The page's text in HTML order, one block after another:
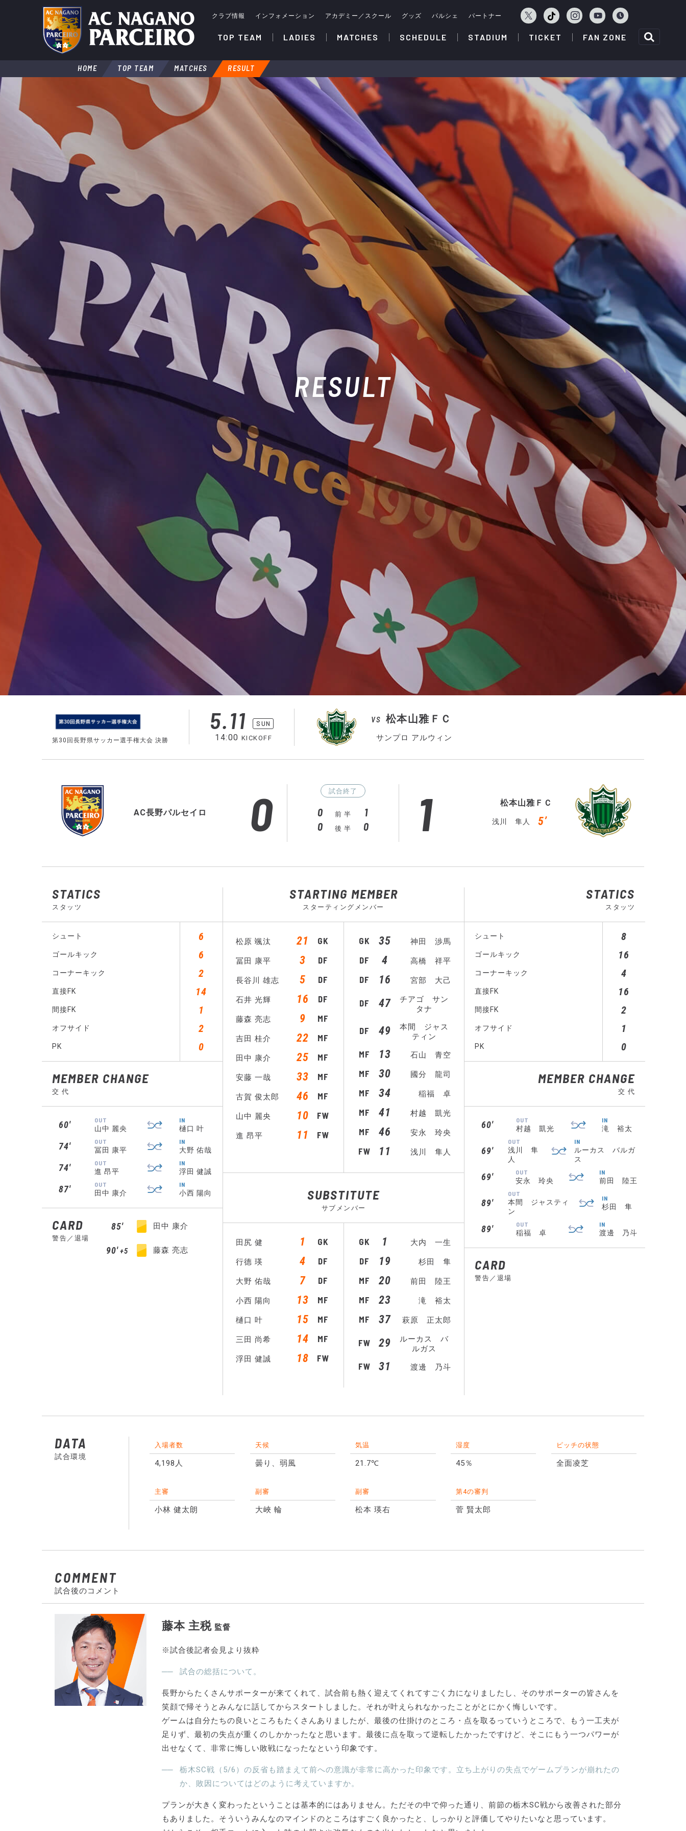
クラブ情報 インフォメーション アカデミー／スクール グッズ パルシェ パートナー
TOP TEAM LADIES MATCHES SCHEDULE STADIUM TICKET FAN ZONE
HOME TOP TEAM MATCHES RESULT
RESULT
第30回長野県サッカー選手権大会 決勝
5.11 SUN
14:00 KICKOFF
VS 松本山雅ＦＣ
サンプロ アルウィン
AC長野パルセイロ 0 試合終了
0 前 半
1
0
後 半 0 1 松本山雅ＦＣ
浅川 隼人 5’
STATICS
スタッツ
シュート 6
ゴールキック 6
コーナーキック 2
直接FK 14
間接FK 1
オフサイド 2
PK 0
MEMBER CHANGE
交 代
60′ OUT
山中 麗央
IN
樋口 叶
74′ OUT
冨田 康平
IN
大野 佑哉
74′ OUT
進 昂平
IN
浮田 健誠
87′ OUT
田中 康介
IN
小西 陽向
CARD
警告／退場
85′ 田中 康介
90′+5 藤森 亮志
STARTING MEMBER
スターティングメンバー
松原 颯汰 21 GK
冨田 康平 3 DF
長谷川 雄志 5 DF
石井 光輝 16 DF
藤森 亮志 9 MF
吉田 桂介 22 MF
田中 康介 25 MF
安藤 一哉 33 MF
古賀 俊太郎 46 MF
山中 麗央 10 FW
進 昂平 11 FW
GK 35 神田 渉馬
DF 4 高橋 祥平
DF 16 宮部 大己
DF 47
チアゴ サン
タナ
DF 49
本間 ジャス
ティン
MF 13 石山 青空
MF 30 國分 龍司
MF 34 稲福 卓
MF 41 村越 凱光
MF 46 安永 玲央
FW 11 浅川 隼人
SUBSTITUTE
サブメンバー
田尻 健 1 GK
行德 瑛 4 DF
大野 佑哉 7 DF
小西 陽向 13 MF
樋口 叶 15 MF
三田 尚希 14 MF
浮田 健誠 18 FW
GK 1 大内 一生
DF 19 杉田 隼
MF 20 前田 陸王
MF 23 滝 裕太
MF 37 萩原 正太郎
FW 29
ルーカス バ
ルガス
FW 31 渡邊 乃斗
STATICS
スタッツ
シュート 8
ゴールキック 16
コーナーキック 4
直接FK 16
間接FK 2
オフサイド 1
PK 0
MEMBER CHANGE
交 代
60′ OUT
村越 凱光
IN
滝 裕太
69′
OUT
浅川 隼
人
IN
ルーカス バルガ
ス
69′ OUT
安永 玲央
IN
前田 陸王
89′
OUT
本間 ジャスティ
ン
IN
杉田 隼
89′ OUT
稲福 卓
IN
渡邊 乃斗
CARD
警告／退場
DATA
試合環境
入場者数
4,198人
天候
曇り、弱風
気温
21.7℃
湿度
45％
ピッチの状態
全面凌芝
主審
小林 健太朗
副審
大峽 輪
副審
松本 瑛右
第4の審判
菅 賢太郎
COMMENT
試合後のコメント
藤本 主税 監督
※試合後記者会見より抜粋
試合の総括について。
長野からたくさんサポーターが来てくれて、試合前も熱く迎えてくれてすごく力になりましたし、そのサポーターの皆さんを
笑顔で帰そうとみんなに話してからスタートしました。それが叶えられなかったことがとにかく悔しいです。
ゲームは自分たちの良いところもたくさんありましたが、最後の仕掛けのところ・点を取るっていうところで、もう一工夫が
足りず、最初の失点が重くのしかかったなと思います。最後に点を取って逆転したかったですけど、そこにもう一つパワーが
出せなくて、非常に悔しい敗戦になったなという印象です。
栃木SC戦（5/6）の反省も踏まえて前への意識が非常に高かった印象です。立ち上がりの失点でゲームプランが崩れたの
か、敗因についてはどのように考えていますか。
プランが大きく変わったということは基本的にはありません。ただその中で仰った通り、前節の栃木SC戦から改善された部分
もありました。そういうみんなのマインドのところはすごく良かったと、しっかりと評価してやりたいなと思っています。